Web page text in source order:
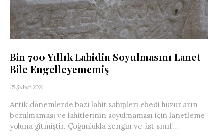
Bin 700 Yıllık Lahidin Soyulmasını Lanet
Bile Engelleyememiş
15 Şubat 2021
Antik dönemlerde bazı lahit sahipleri ebedi huzurların
bozulmaması ve lahitlerinin soyulmaması için lanetleme
yoluna gitmiştir. Çoğunlukla zengin ve üst sınıf...